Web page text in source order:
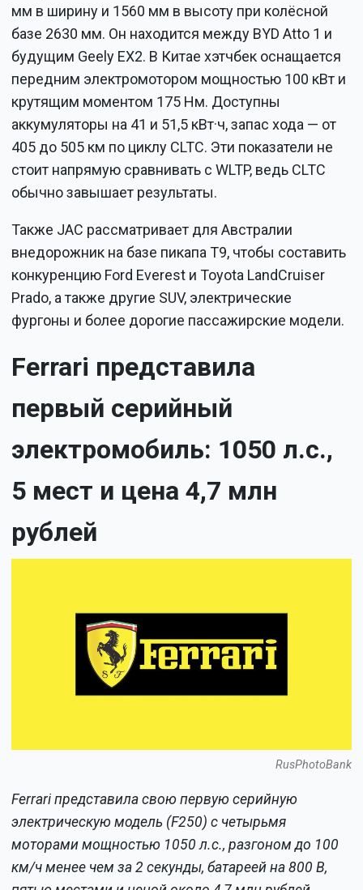
мм в ширину и 1560 мм в высоту при колёсной
базе 2630 мм. Он находится между BYD Atto 1 и
будущим Geely EX2. В Китае хэтчбек оснащается
передним электромотором мощностью 100 кВт и
крутящим моментом 175 Нм. Доступны
аккумуляторы на 41 и 51,5 кВт·ч, запас хода — от
405 до 505 км по циклу CLTC. Эти показатели не
стоит напрямую сравнивать с WLTP, ведь CLTC
обычно завышает результаты.
Также JAC рассматривает для Австралии
внедорожник на базе пикапа T9, чтобы составить
конкуренцию Ford Everest и Toyota LandCruiser
Prado, а также другие SUV, электрические
фургоны и более дорогие пассажирские модели.
Ferrari представила
первый серийный
электромобиль: 1050 л.с.,
5 мест и цена 4,7 млн
рублей
RusPhotoBank
Ferrari представила свою первую серийную
электрическую модель (F250) с четырьмя
моторами мощностью 1050 л.с., разгоном до 100
км/ч менее чем за 2 секунды, батареей на 800 В,